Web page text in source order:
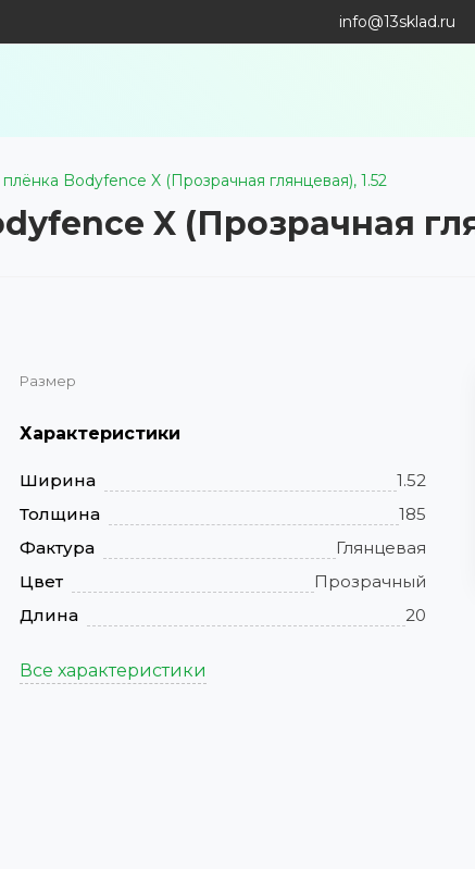
info@13sklad.ru
Bodyfence X (Прозрачная глянцевая), 1.52
X (Прозрачная
Размер
Характеристики
Ширина
1.52
Толщина
185
Фактура
Глянцевая
Цвет
Прозрачный
Длина
20
Все характеристики